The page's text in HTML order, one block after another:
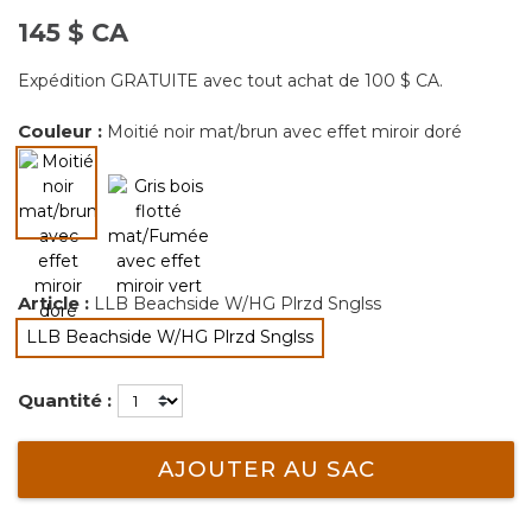
145 $ CA
Expédition GRATUITE avec tout achat de 100 $ CA.
Couleur : Moitié noir mat/brun avec effet miroir doré
sélectionné
Article : LLB Beachside W/HG Plrzd Snglss
LLB Beachside W/HG Plrzd Snglss
sélectionné
Quantité :
AJOUTER AU SAC